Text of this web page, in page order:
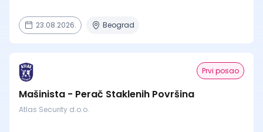
23.08.2026. Beograd
Prvi posao
Mašinista - Perač Staklenih Površina
Atlas Security d.o.o.